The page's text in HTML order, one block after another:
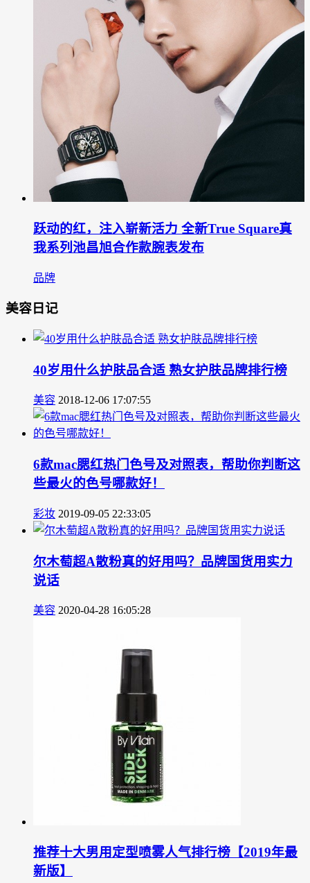
跃动的红，注入崭新活力 全新True Square真
我系列池昌旭合作款腕表发布
品牌
美容日记
40岁用什么护肤品合适 熟女护肤品牌排行榜
美容 2018-12-06 17:07:55
6款mac腮红热门色号及对照表，帮助你判断这
些最火的色号哪款好！
彩妆 2019-09-05 22:33:05
尔木萄超A散粉真的好用吗？品牌国货用实力
说话
美容 2020-04-28 16:05:28
推荐十大男用定型喷雾人气排行榜【2019年最
新版】